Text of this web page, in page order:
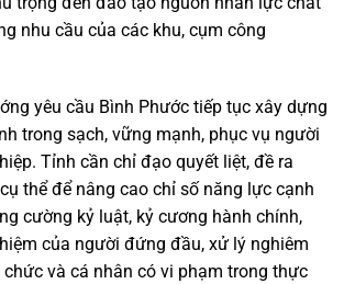
nhu cầu của các khu, cụm công
yêu cầu Bình Phước tiếp tục xây dựng
trong sạch, vững mạnh, phục vụ người
Tỉnh cần chỉ đạo quyết liệt, đề ra
thể để nâng cao chỉ số năng lực cạnh
cường kỷ luật, kỷ cương hành chính,
của người đứng đầu, xử lý nghiêm
và cá nhân có vi phạm trong thực